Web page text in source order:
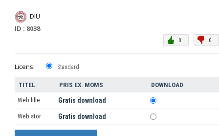
DIU
ID : 8038
0
0
Licens: Standard
TITEL PRIS EX. MOMS DOWNLOAD
Web lille Gratis download
Web stor Gratis download